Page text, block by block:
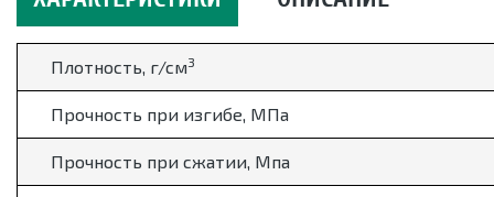
Плотность, г/см3
Прочность при изгибе, МПа
Прочность при сжатии, Мпа